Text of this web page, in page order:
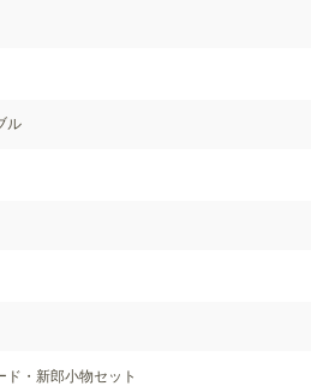
ル
ド・新郎小物セット